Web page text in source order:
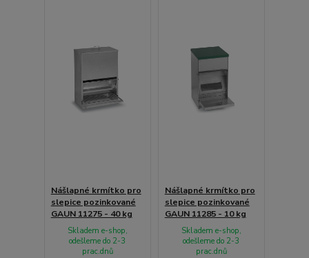
Nášlapné krmítko pro
slepice pozinkované
GAUN 11275 - 40 kg
Skladem e-shop,
odešleme do 2-3
prac.dnů
Nášlapné krmítko pro
slepice pozinkované
GAUN 11285 - 10 kg
Skladem e-shop,
odešleme do 2-3
prac.dnů